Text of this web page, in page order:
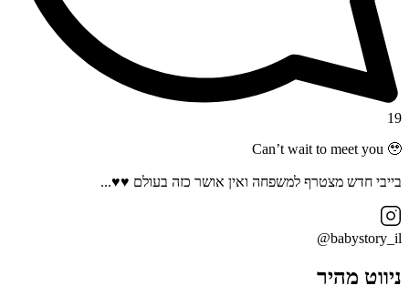
19
Can’t wait to meet you 🥹
בייבי חדש מצטרף למשפחה ואין אושר כזה בעולם ♥️♥️...
babystory_il@
ניווט מהיר